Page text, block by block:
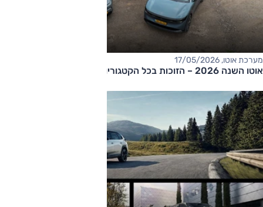
מערכת אוטו, 17/05/2026
אוטו השנה 2026 – הזוכות בכל הקטגוריות